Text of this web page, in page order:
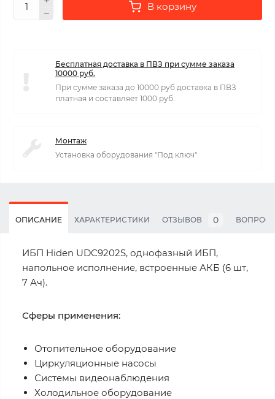
В корзину
Бесплатная доставка в ПВЗ при сумме заказа
10000 руб.
При сумме заказа до 10000 руб доставка в ПВЗ
платная и составляет 1000 руб.
Монтаж
Установка оборудования "Под ключ"
ОПИСАНИЕ ХАРАКТЕРИСТИКИ ОТЗЫВОВ 0
ИБП Hiden UDC9202S, однофазный ИБП,
напольное исполнение, встроенные АКБ (6 шт,
7 Ач).
Сферы применения:
Отопительное оборудование
Циркуляционные насосы
Системы видеонаблюдения
Холодильное оборудование